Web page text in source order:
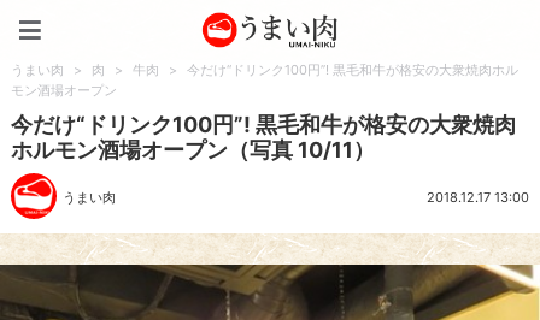
うまい肉 > 肉 > 牛肉 >
今だけ“ドリンク100円”! 黒毛和牛が格安の大衆焼肉ホル
モン酒場オープン
今だけ“ドリンク100円”! 黒毛和牛が格安の大衆焼肉
ホルモン酒場オープン（写真 10/11）
うまい肉 2018.12.17 13:00